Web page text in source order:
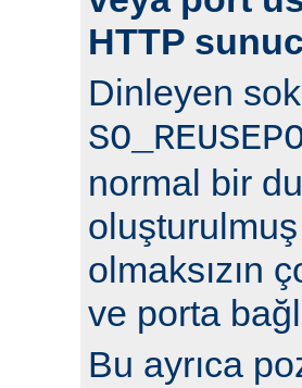
HTTP
Dinleyen
normal bir
olmaksızın
ve porta
Bu ayrıca